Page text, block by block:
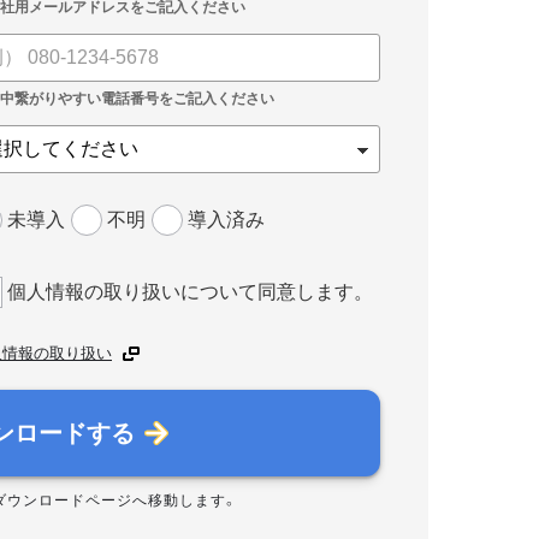
未導入 不明 導入済み
個人情報の取り扱いについて同意します。
報の取り扱い
ロードする
ウンロードページへ移動します。